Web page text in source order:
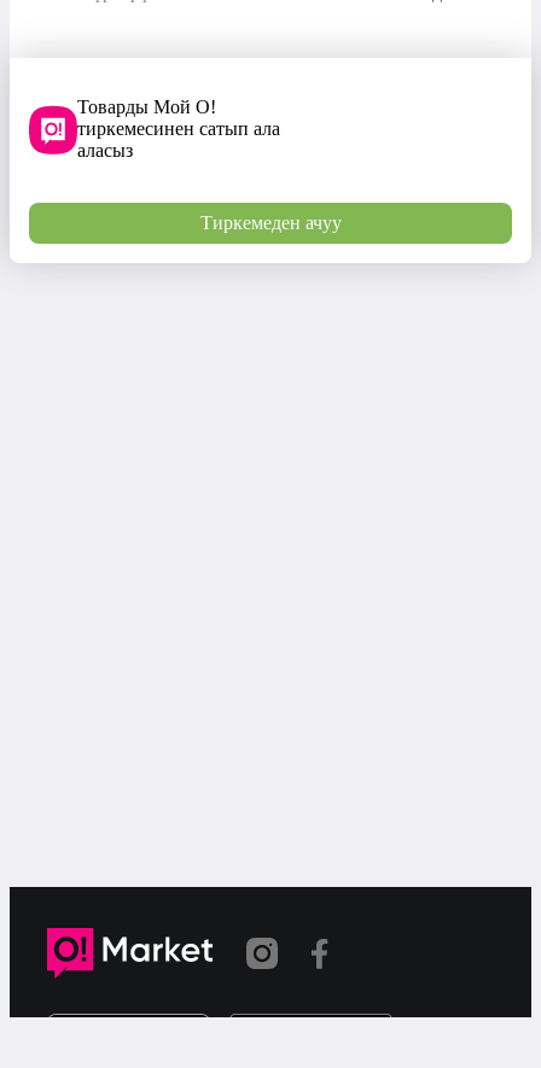
Товарды Мой О!
тиркемесинен сатып ала
аласыз
Тиркемеден ачуу